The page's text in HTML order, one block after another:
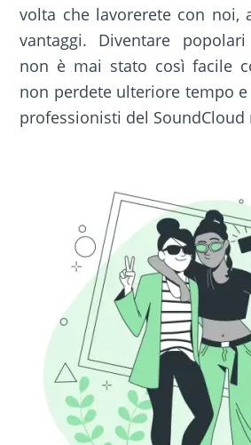
volta che lavorerete con noi,
vantaggi. Diventare
non è mai stato così facile
non perdete ulteriore tempo
professionisti del SoundCloud